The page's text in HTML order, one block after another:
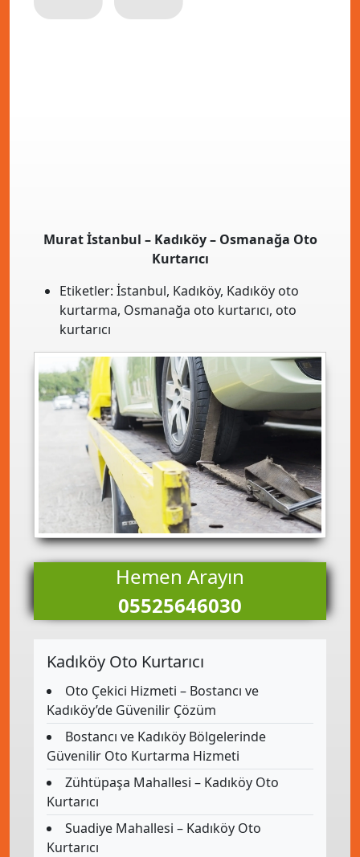
Murat İstanbul – Kadıköy – Osmanağa Oto
Kurtarıcı
Etiketler: İstanbul, Kadıköy, Kadıköy oto
kurtarma, Osmanağa oto kurtarıcı, oto
kurtarıcı
Hemen Arayın
05525646030
Kadıköy Oto Kurtarıcı
Oto Çekici Hizmeti – Bostancı ve
Kadıköy’de Güvenilir Çözüm
Bostancı ve Kadıköy Bölgelerinde
Güvenilir Oto Kurtarma Hizmeti
Zühtüpaşa Mahallesi – Kadıköy Oto
Kurtarıcı
Suadiye Mahallesi – Kadıköy Oto
Kurtarıcı